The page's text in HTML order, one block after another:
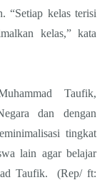
“Setiap kelas terisi
kelas,” kata
Taufik,
dan dengan
tingkat
lain agar belajar
Taufik. (Rep/ ft: